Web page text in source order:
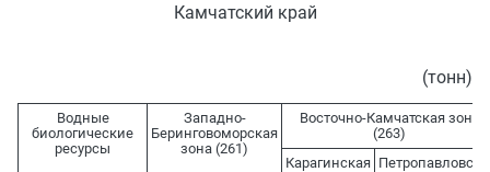
Камчатский край
(тонн)
Водные
биологические
ресурсы
Западно-
Беринговоморская
зона (261)
Восточно-Камчатская зона
(263)
Карагинская